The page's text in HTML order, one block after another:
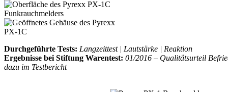
Durchgeführte Tests: Langzeittest | Lautstärke | Reaktion
Ergebnisse bei Stiftung Warentest: 01/2016 – Qualitätsurteil
dazu im Testbericht